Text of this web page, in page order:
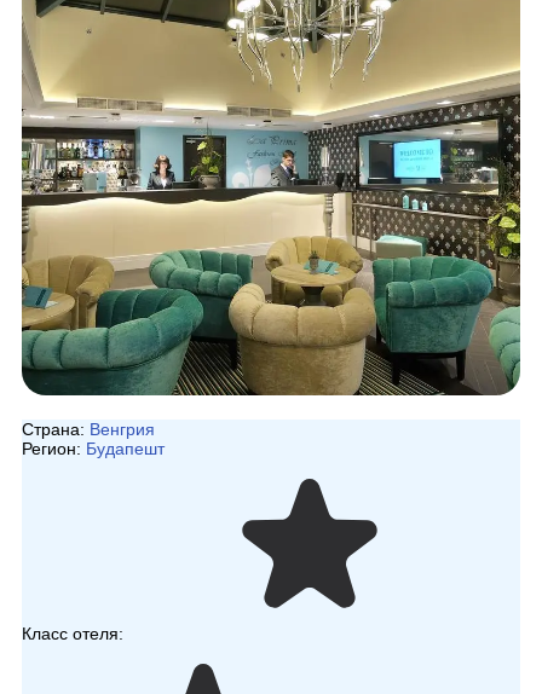
Страна: Венгрия
Регион: Будапешт
Класс отеля: